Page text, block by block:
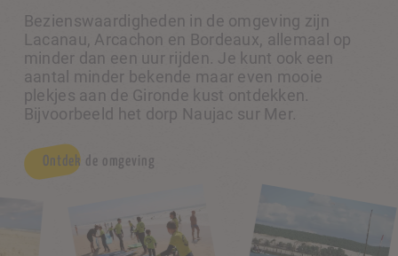
Bezienswaardigheden in de omgeving zijn
Lacanau, Arcachon en Bordeaux, allemaal op
minder dan een uur rijden. Je kunt ook een
aantal minder bekende maar even mooie
plekjes aan de Gironde kust ontdekken.
Bijvoorbeeld het dorp Naujac sur Mer.
Ontdek de omgeving